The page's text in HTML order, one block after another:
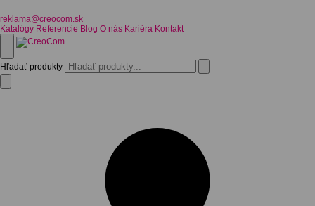
reklama@creocom.sk
Katalógy Referencie Blog O nás Kariéra Kontakt
Hľadať produkty